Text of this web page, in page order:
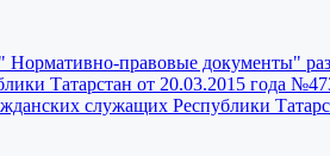
Нормативно-правовые документы"
Татарстан от 20.03.2015 года
служащих Республики